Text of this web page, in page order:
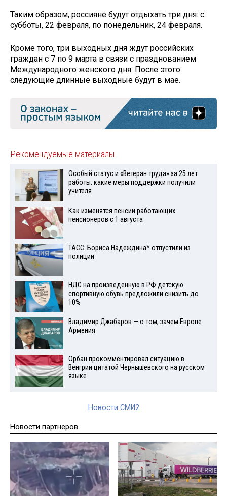
Таким образом, россияне будут отдыхать три дня: с
субботы, 22 февраля, по понедельник, 24 февраля.
Кроме того, три выходных дня ждут российских
граждан с 7 по 9 марта в связи с празднованием
Международного женского дня. После этого
следующие длинные выходные будут в мае.
Рекомендуемые материалы
Особый статус и «Ветеран труда» за 25 лет
работы: какие меры поддержки получили
учителя
Как изменятся пенсии работающих
пенсионеров с 1 августа
ТАСС: Бориса Надеждина* отпустили из
полиции
НДС на произведенную в РФ детскую
спортивную обувь предложили снизить до
10%
Владимир Джабаров — о том, зачем Европе
Армения
Орбан прокомментировал ситуацию в
Венгрии цитатой Чернышевского на русском
языке
Новости СМИ2
Новости партнеров